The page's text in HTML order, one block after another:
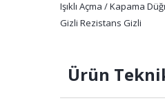
Işıklı Açma / Kapama
Gizli Rezistans Gizli
Ürün